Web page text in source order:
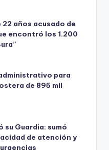
años acusado de
encontró los 1.200
para
de 895 mil
su Guardia: sumó
de atención y